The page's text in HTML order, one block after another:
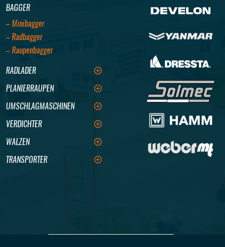
BAGGER
– Minibagger
– Radbagger
– Raupenbagger
RADLADER
PLANIERRAUPEN
UMSCHLAGMASCHINEN
VERDICHTER
WALZEN
TRANSPORTER